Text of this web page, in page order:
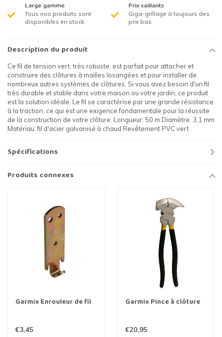
Large gamme
Tous nos produits sont
disponibles en stock
Prix saillants
Giga-grillage à toujours des
prix bas
Description du produit
Ce fil de tension vert, très robuste, est parfait pour attacher et
construire des clôtures à mailles losangées et pour installer de
nombreux autres systèmes de clôtures. Si vous avez besoin d'un fil
très durable et stable dans votre maison ou votre jardin, ce produit
est la solution idéale. Le fil se caractérise par une grande résistance
à la traction, ce qui est une exigence fondamentale pour la réussite
de la construction de votre clôture. Longueur: 50 m Diamètre: 3,1 mm
Matériau: fil d'acier galvanisé à chaud Revêtement PVC vert
Spécifications
Produits connexes
Garmix Enrouleur de fil
€3,45
Garmix Pince à clôture
€20,95